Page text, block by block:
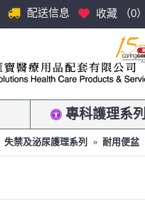
配送信息 收藏 （0）
專科護理系列
失禁及泌尿護理系列 耐用便盆